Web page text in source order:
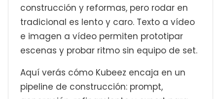
construcción y reformas, pero rodar en
tradicional es lento y caro. Texto a vídeo
e imagen a vídeo permiten prototipar
escenas y probar ritmo sin equipo de set.
Aquí verás cómo Kubeez encaja en un
pipeline de construcción: prompt,